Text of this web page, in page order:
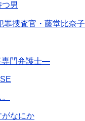
男
罪捜査官・藤堂比奈子
門弁護士―
がなにか